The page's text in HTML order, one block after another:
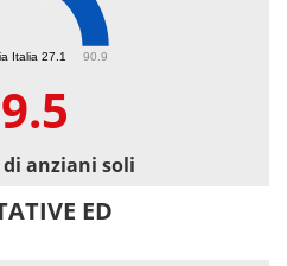
Italia 27.1 90.9
anziani soli
ED